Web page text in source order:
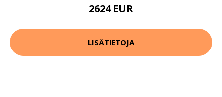
2624 EUR
LISÄTIETOJA